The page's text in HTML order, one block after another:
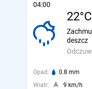
04:00
22°C
deszcz
Opad: 0.8 mm
Wiatr:
9 km/h